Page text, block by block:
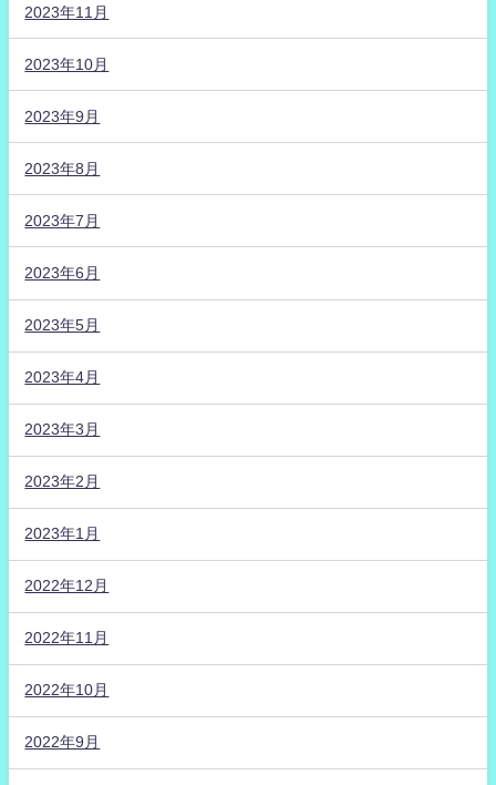
2023年11月
2023年10月
2023年9月
2023年8月
2023年7月
2023年6月
2023年5月
2023年4月
2023年3月
2023年2月
2023年1月
2022年12月
2022年11月
2022年10月
2022年9月